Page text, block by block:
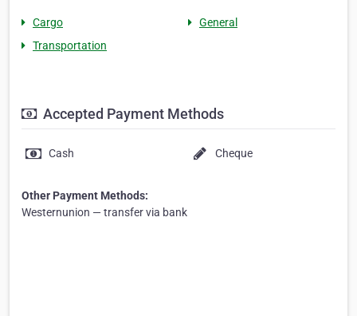
Cargo
General
Transportation
Accepted Payment Methods
Cash Cheque
Other Payment Methods:
Westernunion — transfer via bank